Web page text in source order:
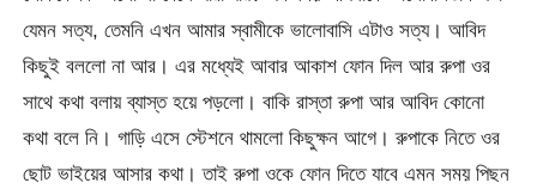
যেমন সত্য, তেমনি এখন আমার স্বামীকে ভালোবাসি এটাও সত্য। আবিদ
কিছুই বললো না আর। এর মধ্যেই আবার আকাশ ফোন দিল আর রুপা ওর
সাথে কথা বলায় ব্যাস্ত হয়ে পড়লো। বাকি রাস্তা রুপা আর আবিদ কোনো
কথা বলে নি। গাড়ি এসে স্টেশনে থামলো কিছুক্ষন আগে। রুপাকে নিতে ওর
ছোট ভাইয়ের আসার কথা। তাই রুপা ওকে ফোন দিতে যাবে এমন সময় পিছন